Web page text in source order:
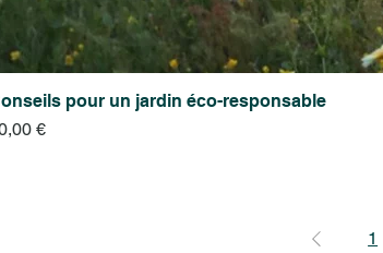
pour un jardin éco-responsable
€
1